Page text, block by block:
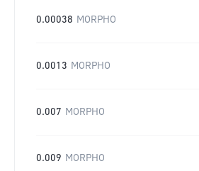
0.00038 MORPHO
0.0013 MORPHO
0.007 MORPHO
0.009 MORPHO